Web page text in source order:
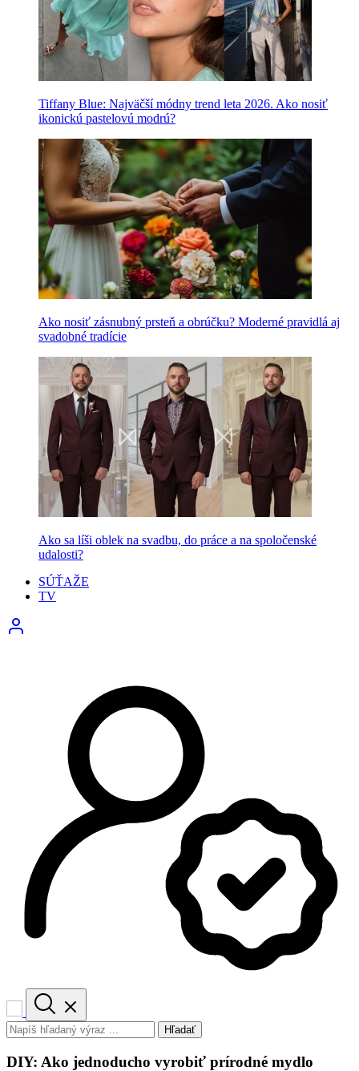
Tiffany Blue: Najväčší módny trend leta 2026. Ako nosiť
ikonickú pastelovú modrú?
Ako nosiť zásnubný prsteň a obrúčku? Moderné pravidlá aj
svadobné tradície
Ako sa líši oblek na svadbu, do práce a na spoločenské
udalosti?
SÚŤAŽE
TV
Hľadať
DIY: Ako jednoducho vyrobiť prírodné mydlo